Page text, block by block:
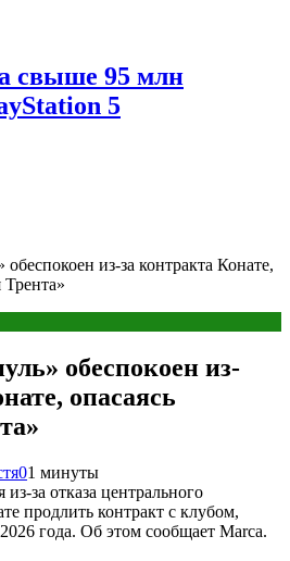
свыше 95 млн
5
из-за контракта Конате,
Трента»
обеспокоен из-
опасаясь
01 минуты
за отказа центрального
продлить контракт с клубом,
года. Об этом сообщает Marca.